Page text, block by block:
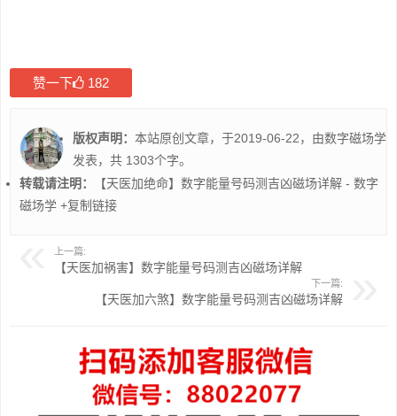
赞一下 182
版权声明： 本站原创文章，于2019-06-22，由数字磁场学
发表，共 1303个字。
转载请注明：
【天医加绝命】数字能量号码测吉凶磁场详解 - 数字
磁场学 +复制链接
上一篇:
【天医加祸害】数字能量号码测吉凶磁场详解
下一篇:
【天医加六煞】数字能量号码测吉凶磁场详解